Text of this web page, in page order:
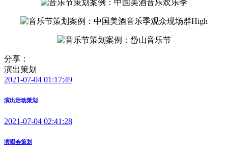
分享：
演出策划
2021-07-04 01:17:49
演出活动策划
2021-07-04 02:41:28
演唱会策划